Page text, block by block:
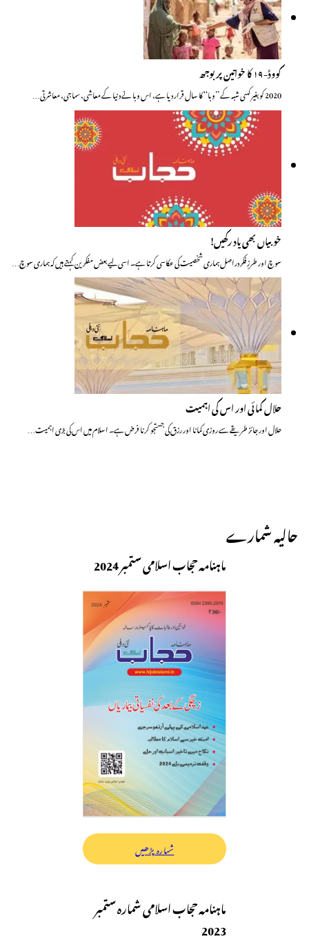
کووڈ-۱۹ کا خواتین پر بوجھ
2020 کو بغیر کسی شبہ کے ’’وبا‘‘ کا سال قرار دیا ہے، اس وبا نے دنیا کے معاشی، سماجی، معاشرتی…
خوبیاں بھی یاد رکھیں!
سوچ اور طرزِ فکر دراصل ہماری شخصیت کی عکاسی کرتا ہے۔ اسی لیے بعض مفکرین کہتے ہیں کہ ہماری سوچ…
حلال کمائی اور اس کی اہمیت
حلال اور جائز طریقے سے روزی کمانا اور رزق کی جستجو کرنا فرض ہے۔ اسلام میں اس کی بڑی اہمیت…
حالیہ شمارے
ماہنامہ حجاب اسلامی ستمبر 2024
شمارہ پڑھیں
ماہنامہ حجاب اسلامی شمارہ ستمبر
2023